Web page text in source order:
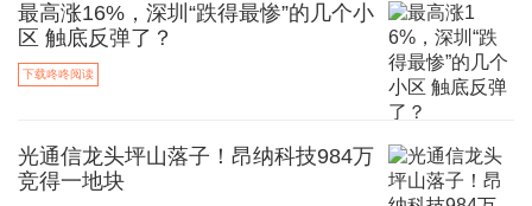
最高涨16%，深圳“跌得最惨”的几个小
区 触底反弹了？
下载咚咚阅读
光通信龙头坪山落子！昂纳科技984万
竞得一地块